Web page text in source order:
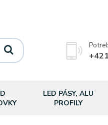
LED PÁSY, ALU
PROFILY